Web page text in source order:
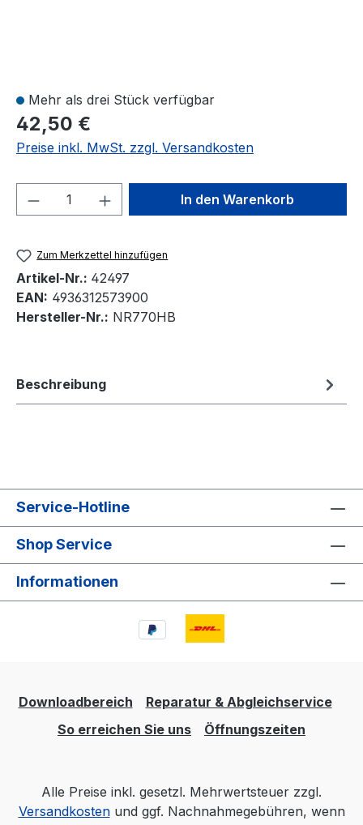
Mehr als drei Stück verfügbar
42,50 €
Preise inkl. MwSt. zzgl. Versandkosten
Produkt Anzahl: Gib denIn den Warenkorb
Zum Merkzettel hinzufügen
Artikel-Nr.: 42497
EAN: 4936312573900
Hersteller-Nr.: NR770HB
Beschreibung
Service-Hotline
Shop Service
Informationen
Downloadbereich
Reparatur & Abgleichservice
So erreichen Sie uns
Öffnungszeiten
Alle Preise inkl. gesetzl. Mehrwertsteuer zzgl.
Versandkostenund ggf. Nachnahmegebühren, wenn